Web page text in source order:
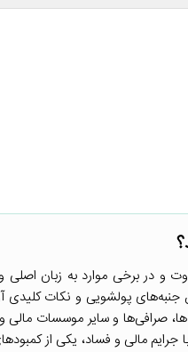
و در برخی موارد به زبان
پولشویی و نکات کلیدی
صرافی‌ها و سایر موسسات مالی
جرایم مالی و فساد، یکی از